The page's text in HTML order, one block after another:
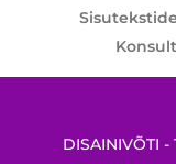
DISAINIVÕTI